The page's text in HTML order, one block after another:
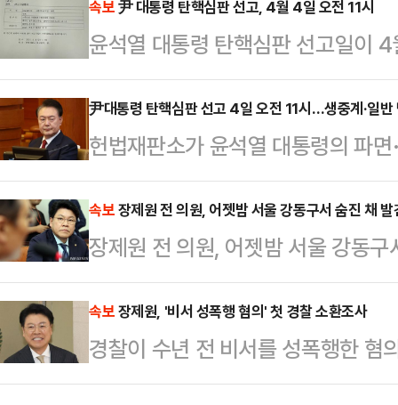
장에서 유서가 발견됐으며, 타살
원을 지낸 장 전 의원은 부산 한 대
를 상대로 성폭력을 한 혐의(준강
A 씨가 주장하는 성폭행 사실이 전
씨 측은 사건 당시 강남구 호텔 방
을…
속보尹 대통령 탄핵심판 선고, 4월 4일 오전 11시
윤석열 대통령 탄핵심판 선고일이
인인 국회 측 대표인 정청래 법제사
법재판소로부터 송달된 통지문을
尹대통령 탄핵심판 선고 4일 오전 11시…생중계·일반
헌법재판소가 윤석열 대통령의 파
재는 1일 기자단 공지를 통해 "대통
일 오전 11시 대심판정에서 있을
령이 탄핵소추된 때로부터 111일
관 평의에 돌입한 때로부터는 38일
소추를 인용하면 윤 대통령은 파면
한다. 파면 결정에는 현직 재판관 8
아울러…
속보장제원 전 의원, 어젯밤 서울 강동구서 숨진 채 발
장제원 전 의원, 어젯밤 서울 강동구
속보장제원, '비서 성폭행 혐의' 첫 경찰 소환조사
경찰이 수년 전 비서를 성폭행한 혐
28일 불러 조사했다.서울경찰청 여